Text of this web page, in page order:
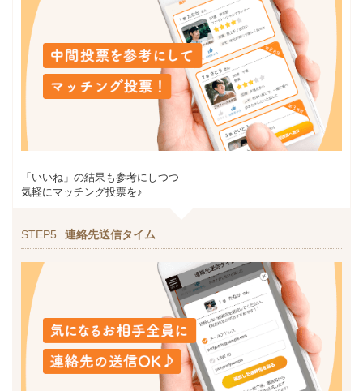
「いいね」の結果も参考にしつつ
気軽にマッチング投票を♪
STEP5 連絡先送信タイム